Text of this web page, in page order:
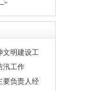
”
文明建设工
汛工作
要负责人经